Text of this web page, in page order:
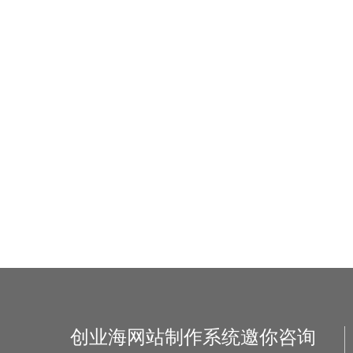
创业海网站制作系统邀你咨询